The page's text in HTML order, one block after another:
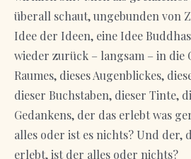
überall schaut, ungebunden von
Idee der Ideen, eine Idee
wieder zurück – langsam – in die
Raumes, dieses Augenblickes,
dieser Buchstaben, dieser Tinte,
Gedankens, der das erlebt was
alles oder ist es nichts? Und der,
erlebt, ist der alles oder nichts?